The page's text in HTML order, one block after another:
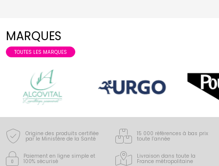
MARQUES
TOUTES LES MARQUES
Origine des produits certifiée
par le Ministère de la Santé
15 000 références à bas prix
toute l’année
Paiement en ligne simple et
100% sécurisé
Livraison dans toute la
France métropolitaine